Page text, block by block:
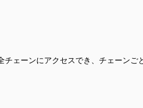
ェーンにアクセスでき、チェーンご